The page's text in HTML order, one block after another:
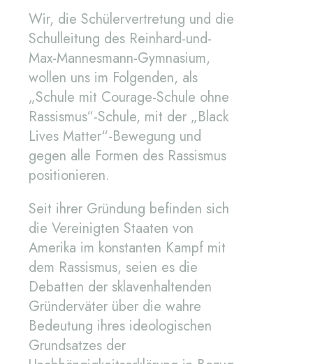
Wir, die Schülervertretung und die
Schulleitung des Reinhard-und-
Max-Mannesmann-Gymnasium,
wollen uns im Folgenden, als
„Schule mit Courage-Schule ohne
Rassismus“-Schule, mit der „Black
Lives Matter“-Bewegung und
gegen alle Formen des Rassismus
positionieren.
Seit ihrer Gründung befinden sich
die Vereinigten Staaten von
Amerika im konstanten Kampf mit
dem Rassismus, seien es die
Debatten der sklavenhaltenden
Gründerväter über die wahre
Bedeutung ihres ideologischen
Grundsatzes der